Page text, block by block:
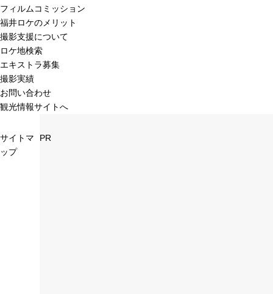
フィルムコミッション
福井ロケのメリット
撮影支援について
ロケ地検索
エキストラ募集
撮影実績
お問い合わせ
観光情報サイトへ
サイトマ
ップ
PR